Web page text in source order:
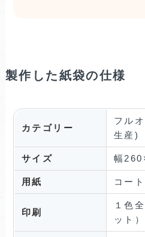
製作した紙袋の仕様
カテゴリー
フル
生産)
サイズ 幅
用紙 コー
印刷
１色
ット）